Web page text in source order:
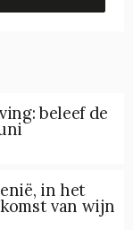
beleef de
in het
van wijn